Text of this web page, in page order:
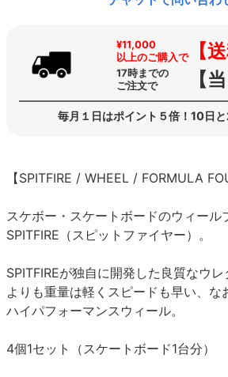
¥11,000
以上のご購入で【送
17時までの
ご注文で
【
毎月１日はポイント５倍！10日
【SPITFIRE / WHEEL / FORMULA
スケボー・スケートボードのウィール
SPITFIRE（スピットファイヤー）。
SPITFIREが独自に開発した良質なウ
よりも重量は軽くスピードも早い、な
ハイパフォーマンスウィール。
4個1セット（スケートボード1台分）